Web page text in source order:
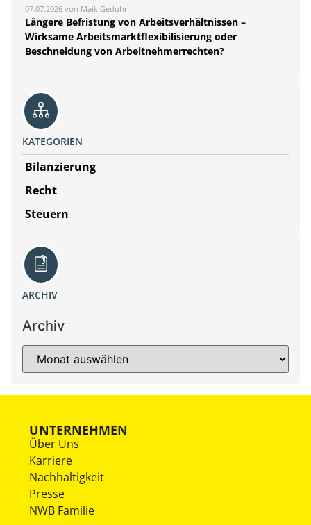
07.07.2026 von Maik Geduhn
Längere Befristung von Arbeitsverhältnissen –
Wirksame Arbeitsmarktflexibilisierung oder
Beschneidung von Arbeitnehmerrechten?
KATEGORIEN
Bilanzierung
Recht
Steuern
ARCHIV
Archiv
UNTERNEHMEN
Über Uns
Karriere
Nachhaltigkeit
Presse
NWB Familie